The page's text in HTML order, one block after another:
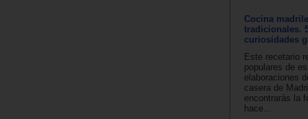
Cocina
tradicionales.
curiosidades
Este recetario
populares de
elaboraciones
casera de
encontrarás la
hace...